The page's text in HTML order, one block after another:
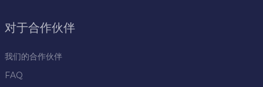
对于合作伙伴
我们的合作伙伴
FAQ